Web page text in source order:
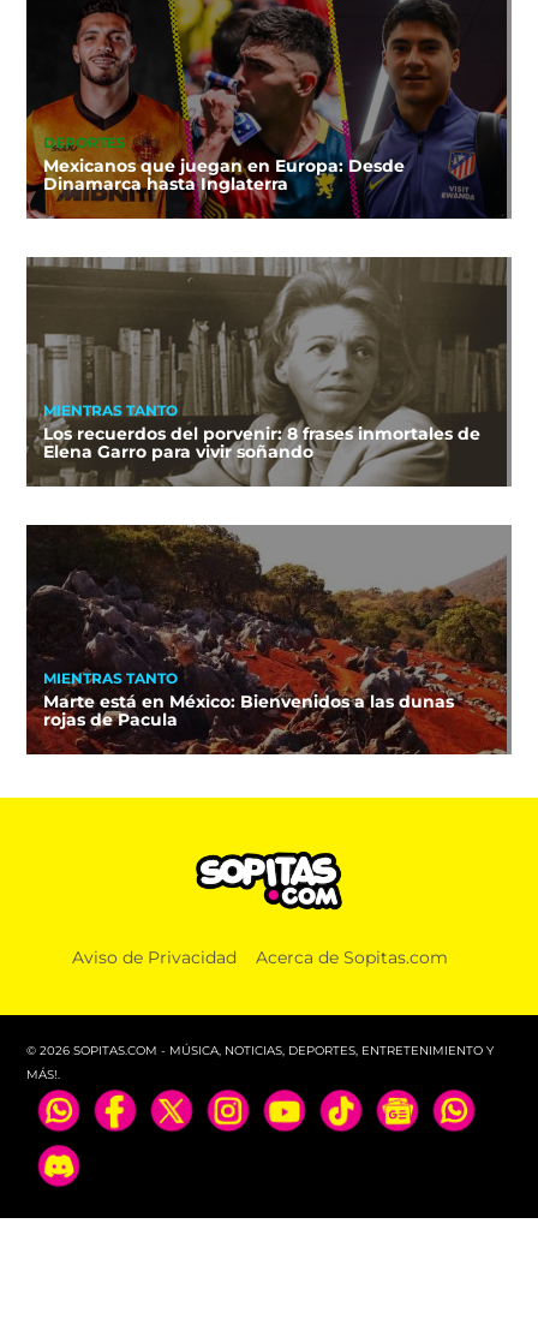
DEPORTES
Mexicanos que juegan en Europa: Desde
Dinamarca hasta Inglaterra
MIENTRAS TANTO
Los recuerdos del porvenir: 8 frases inmortales de
Elena Garro para vivir soñando
MIENTRAS TANTO
Marte está en México: Bienvenidos a las dunas
rojas de Pacula
Aviso de Privacidad Acerca de Sopitas.com
© 2026 SOPITAS.COM - MÚSICA, NOTICIAS, DEPORTES, ENTRETENIMIENTO Y
MÁS!.